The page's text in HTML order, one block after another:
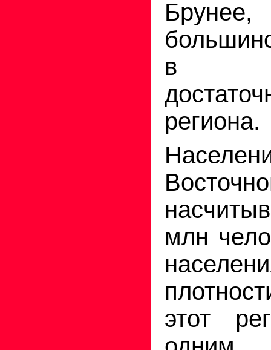
в
региона.
млн
этот